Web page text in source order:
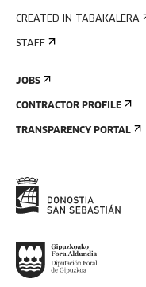
CREATED IN TABAKALERA
STAFF
JOBS
CONTRACTOR PROFILE
TRANSPARENCY PORTAL